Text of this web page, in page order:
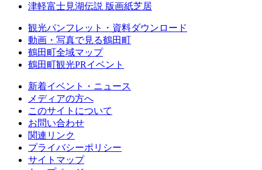
津軽富士見湖伝説 版画紙芝居
観光パンフレット・資料ダウンロード
動画・写真で見る鶴田町
鶴田町全域マップ
鶴田町観光PRイベント
新着イベント・ニュース
メディアの方へ
このサイトについて
お問い合わせ
関連リンク
プライバシーポリシー
サイトマップ